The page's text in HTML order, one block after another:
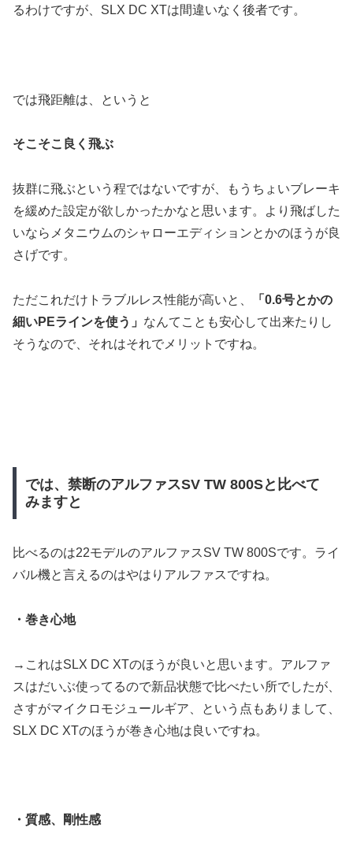
るわけですが、SLX DC XTは間違いなく後者です。
では飛距離は、というと
そこそこ良く飛ぶ
抜群に飛ぶという程ではないですが、もうちょいブレーキ
を緩めた設定が欲しかったかなと思います。より飛ばした
いならメタニウムのシャローエディションとかのほうが良
さげです。
ただこれだけトラブルレス性能が高いと、
「0.6号とかの
細いPEラインを使う」 なんてことも安心して出来たりし
そうなので、それはそれでメリットですね。
では、禁断のアルファスSV TW 800Sと比べて
みますと
比べるのは22モデルのアルファスSV TW 800Sです。ライ
バル機と言えるのはやはりアルファスですね。
・巻き心地
→これはSLX DC XTのほうが良いと思います。アルファ
スはだいぶ使ってるので新品状態で比べたい所でしたが、
さすがマイクロモジュールギア、という点もありまして、
SLX DC XTのほうが巻き心地は良いですね。
・質感、剛性感